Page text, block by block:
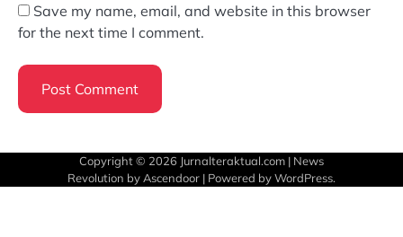
Save my name, email, and website in this browser
for the next time I comment.
Copyright © 2026 Jurnalteraktual.com | News
Revolution by Ascendoor | Powered byWordPress.